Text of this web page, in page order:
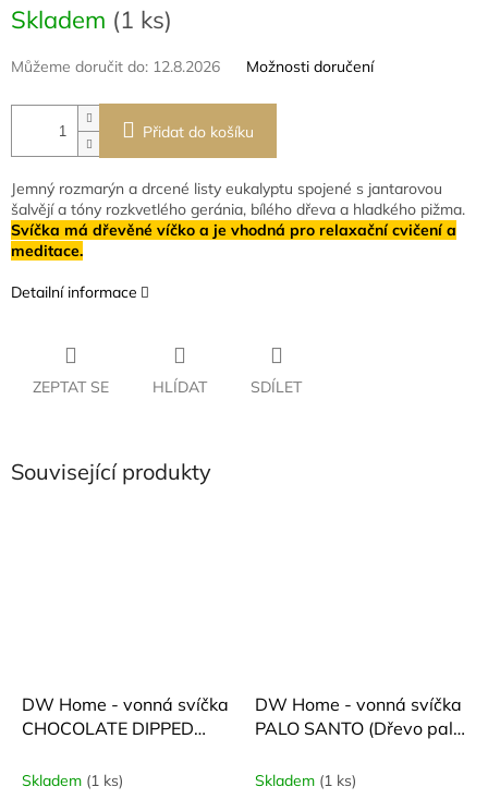
cena:
Skladem (1 ks)
Můžeme doručit do: 12.8.2026 Možnosti doručení
Přidat do košíku
Jemný rozmarýn a drcené listy eukalyptu spojené s jantarovou
šalvějí a tóny rozkvetlého geránia, bílého dřeva a hladkého pižma.
Svíčka má dřevěné víčko a je vhodná pro relaxační cvičení a
meditace.
Detailní informace
ZEPTAT SE HLÍDAT SDÍLET
Související produkty
DW Home - vonná svíčka
CHOCOLATE DIPPED
(Marshmallows v
Skladem (1 ks)
DW Home - vonná svíčka
PALO SANTO (Dřevo palo
Skladem (1 ks)